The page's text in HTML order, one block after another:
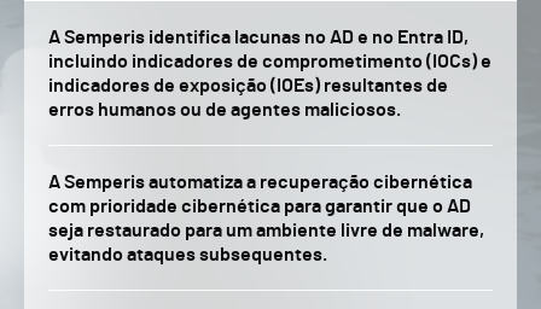
A Semperis identifica lacunas no AD e no Entra ID,
incluindo indicadores de comprometimento (IOCs) e
indicadores de exposição (IOEs) resultantes de
erros humanos ou de agentes maliciosos.
A Semperis automatiza a recuperação cibernética
com prioridade cibernética para garantir que o AD
seja restaurado para um ambiente livre de malware,
evitando ataques subsequentes.